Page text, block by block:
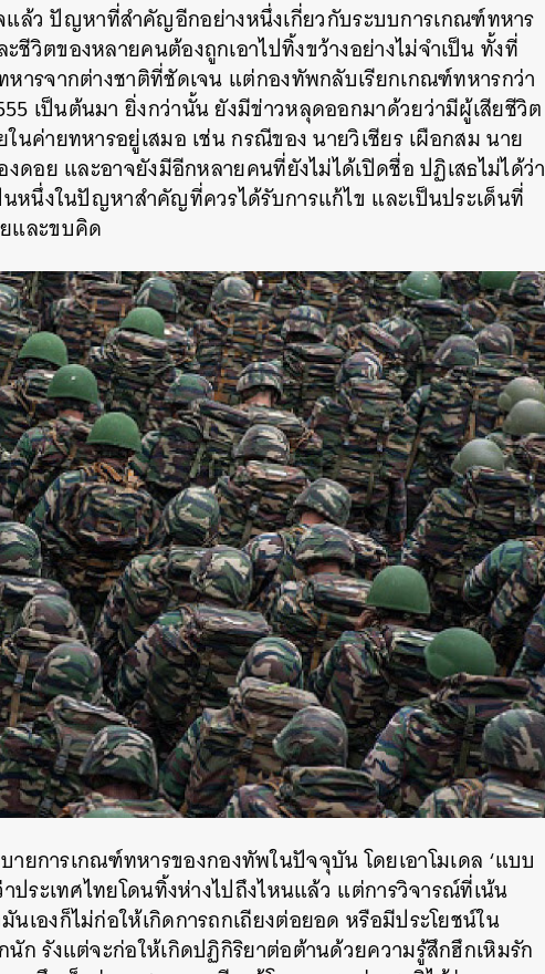
ล้ว ปัญหาที่สำคัญอีกอย่างหนึ่งเกี่ยวกับระบบการเกณฑ์ทหาร
วิตของหลายคนต้องถูกเอาไปทิ้งขว้างอย่างไม่จำเป็น ทั้งที่
ารจากต่างชาติที่ชัดเจน แต่กองทัพกลับเรียกเกณฑ์ทหารกว่า
เป็นต้นมา ยิ่งกว่านั้น ยังมีข่าวหลุดออกมาด้วยว่ามีผู้เสียชีวิต
นค่ายทหารอยู่เสมอ เช่น กรณีของ นายวิเชียร เผือกสม นาย
ดอย และอาจยังมีอีกหลายคนที่ยังไม่ได้เปิดชื่อ ปฏิเสธไม่ได้ว่า
นหนึ่งในปัญหาสำคัญที่ควรได้รับการแก้ไข และเป็นประเด็นที่
และขบคิด
ยการเกณฑ์ทหารของกองทัพในปัจจุบัน โดยเอาโมเดล ‘แบบ
ประเทศไทยโดนทิ้งห่างไปถึงไหนแล้ว แต่การวิจารณ์ที่เน้น
เองก็ไม่ก่อให้เกิดการถกเถียงต่อยอด หรือมีประโยชน์ใน
นัก รังแต่จะก่อให้เกิดปฏิกิริยาต่อต้านด้วยความรู้สึกฮึกเหิมรัก
TWEET LINE EMAIL